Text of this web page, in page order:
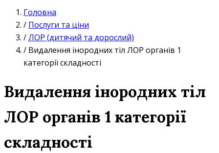
Головна
/ Послуги та ціни
/ЛОР (дитячий та дорослий)
/ Видалення інородних тіл ЛОР органів 1
категорії складності
Видалення інородних тіл
ЛОР органів 1 категорії
складності